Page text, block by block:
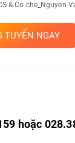
& Co che_Nguyen
TUYỂN NGAY
hoặc